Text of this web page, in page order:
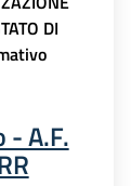
DI
A.F.